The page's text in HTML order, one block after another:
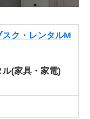
ク・レンタルM
(家具・家電)